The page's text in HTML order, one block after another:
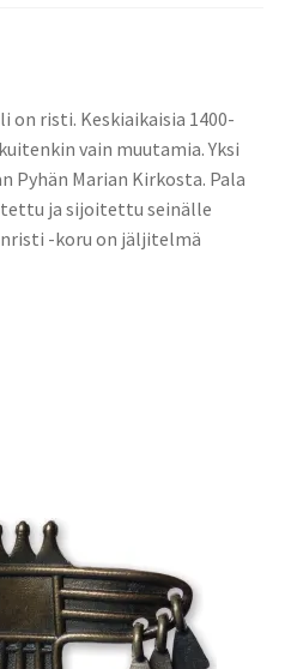
on risti. Keskiaikaisia 1400-
vain muutamia. Yksi
Pyhän Marian Kirkosta. Pala
ja sijoitettu seinälle
-koru on jäljitelmä